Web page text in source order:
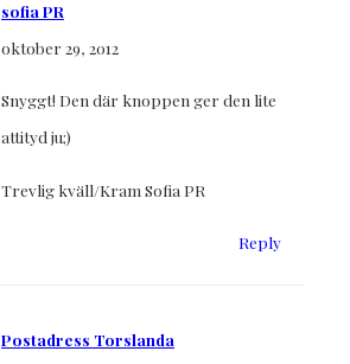
sofia PR
oktober 29, 2012
Snyggt! Den där knoppen ger den lite
attityd ju;)
Trevlig kväll/Kram Sofia PR
Reply
Postadress Torslanda